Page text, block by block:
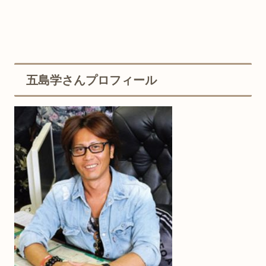
五島学さんプロフィール